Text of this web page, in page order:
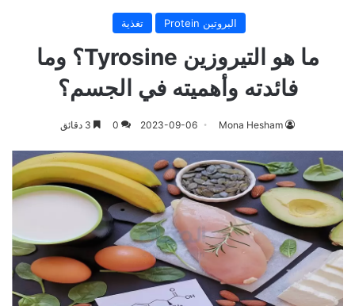
البروتين Protein تغذية
ما هو التيروزين Tyrosine؟ وما
فائدته وأهميته في الجسم؟
Mona Hesham
2023-09-06
0